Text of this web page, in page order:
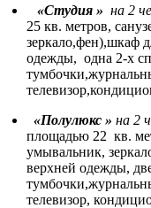
«Студия » на 2
25 кв. метров,
зеркало,фен),шкаф
одежды, одна 2-х
«Полулюкс » на 2
площадью 22 кв.
умывальник,
верхней одежды,
телевизор,